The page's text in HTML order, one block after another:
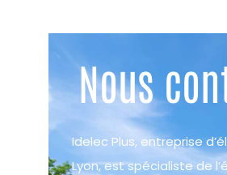
Nous
Idelec Plus, entreprise
Lyon, est spécialiste de